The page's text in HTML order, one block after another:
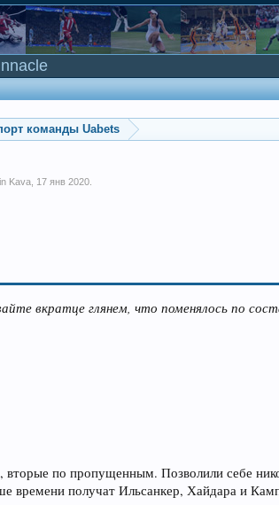
команды Uabets
Kava 17 янв 2020
вкратце глянем, что поменялось по
по пропущенным. Позволили себе
времени получат Ильсанкер, Хайдара и